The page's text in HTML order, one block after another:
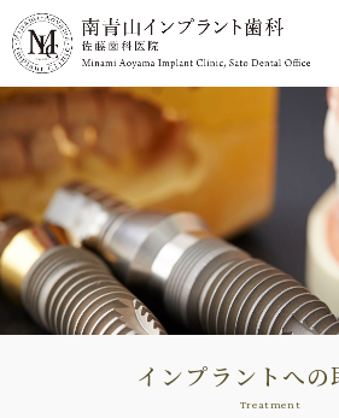
インプラントへの
Treatment